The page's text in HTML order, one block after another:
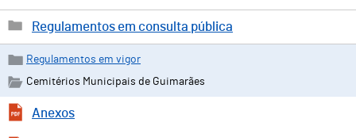
Regulamentos em consulta pública
Regulamentos em vigor
Cemitérios Municipais de Guimarães
Anexos